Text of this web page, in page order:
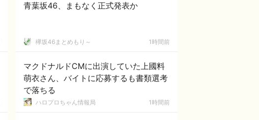
青葉坂46、まもなく正式発表か
欅坂46まとめもり～ 1時間前
マクドナルドCMに出演していた上國料
萌衣さん、バイトに応募するも書類選考
で落ちる
ハロプロちゃん情報局 1時間前